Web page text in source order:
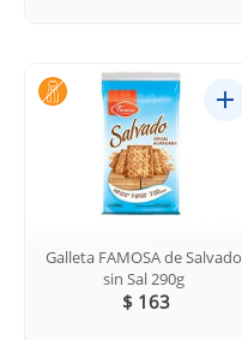
Galleta FAMOSA de Salvado
sin Sal 290g
$ 163